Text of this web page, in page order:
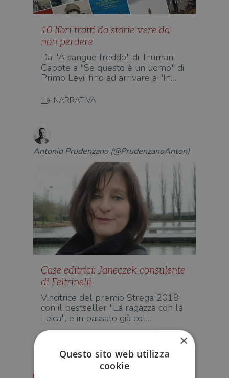
10 libri tratti da storie vere da
non perdere
Da "A sangue freddo" di Truman
Capote a "Se questo è un uomo" di
Primo Levi, fino ad arrivare a "In…
NARRATIVA
Antonio Prudenzano (@PrudenzanoAnton)
Case editrici: Janeczek consulente
di Feltrinelli
Vincitrice del premio Strega 2018
con il bestseller "La ragazza con la
Leica", e in passato già col…
×
Questo sito web utilizza
cookie